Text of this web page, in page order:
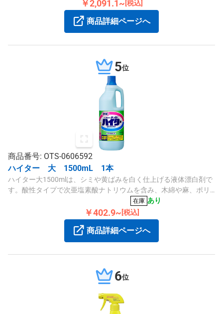
￥2,091.1~[税込]
商品詳細ページへ
5位
商品番号: OTS-0606592
ハイター 大 1500mL 1本
ハイター大1500mlは、シミや黄ばみを白く仕上げる液体漂白剤で
す。酸性タイプで次亜塩素酸ナトリウムを含み、木綿や麻、ポリ
在庫 あり
￥402.9~ [税込]
商品詳細ページへ
6位